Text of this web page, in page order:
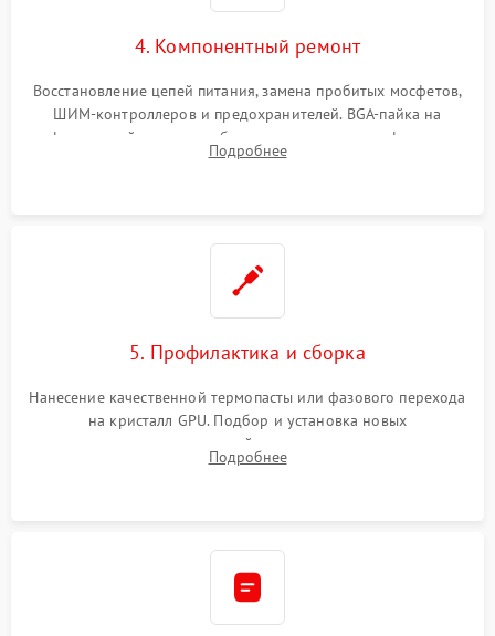
4. Компонентный ремонт
Восстановление цепей питания, замена пробитых мосфетов,
ШИМ-контроллеров и предохранителей. BGA-пайка на
инфракрасной станции реболлинг или замена графического
чипа и дефектной памяти GDDR. Прошивка BIOS
Подробнее
5. Профилактика и сборка
Нанесение качественной термопасты или фазового перехода
на кристалл GPU. Подбор и установка новых
термопрокладок правильной толщины на память и цепи
питания. Монтаж радиатора и бэкплейта, подключение и
Подробнее